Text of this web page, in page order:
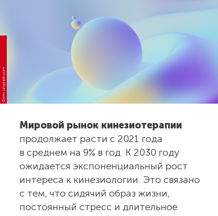
Фото: unsplash.com
Мировой рынок кинезиотерапии
продолжает расти с 2021 года
в среднем на 9% в год. К 2030 году
ожидается экспоненциальный рост
интереса к кинезиологии. Это связано
с тем, что сидячий образ жизни,
постоянный стресс и длительное